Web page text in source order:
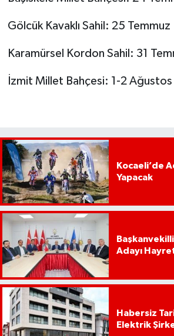
Gölcük Kavaklı Sahil: 25 Temmuz
Karamürsel Kordon Sahil: 31
İzmit Millet Bahçesi: 1-2 Ağustos
Kocaeli’de
Yapacak
Adayı
Habersiz
Elektrik